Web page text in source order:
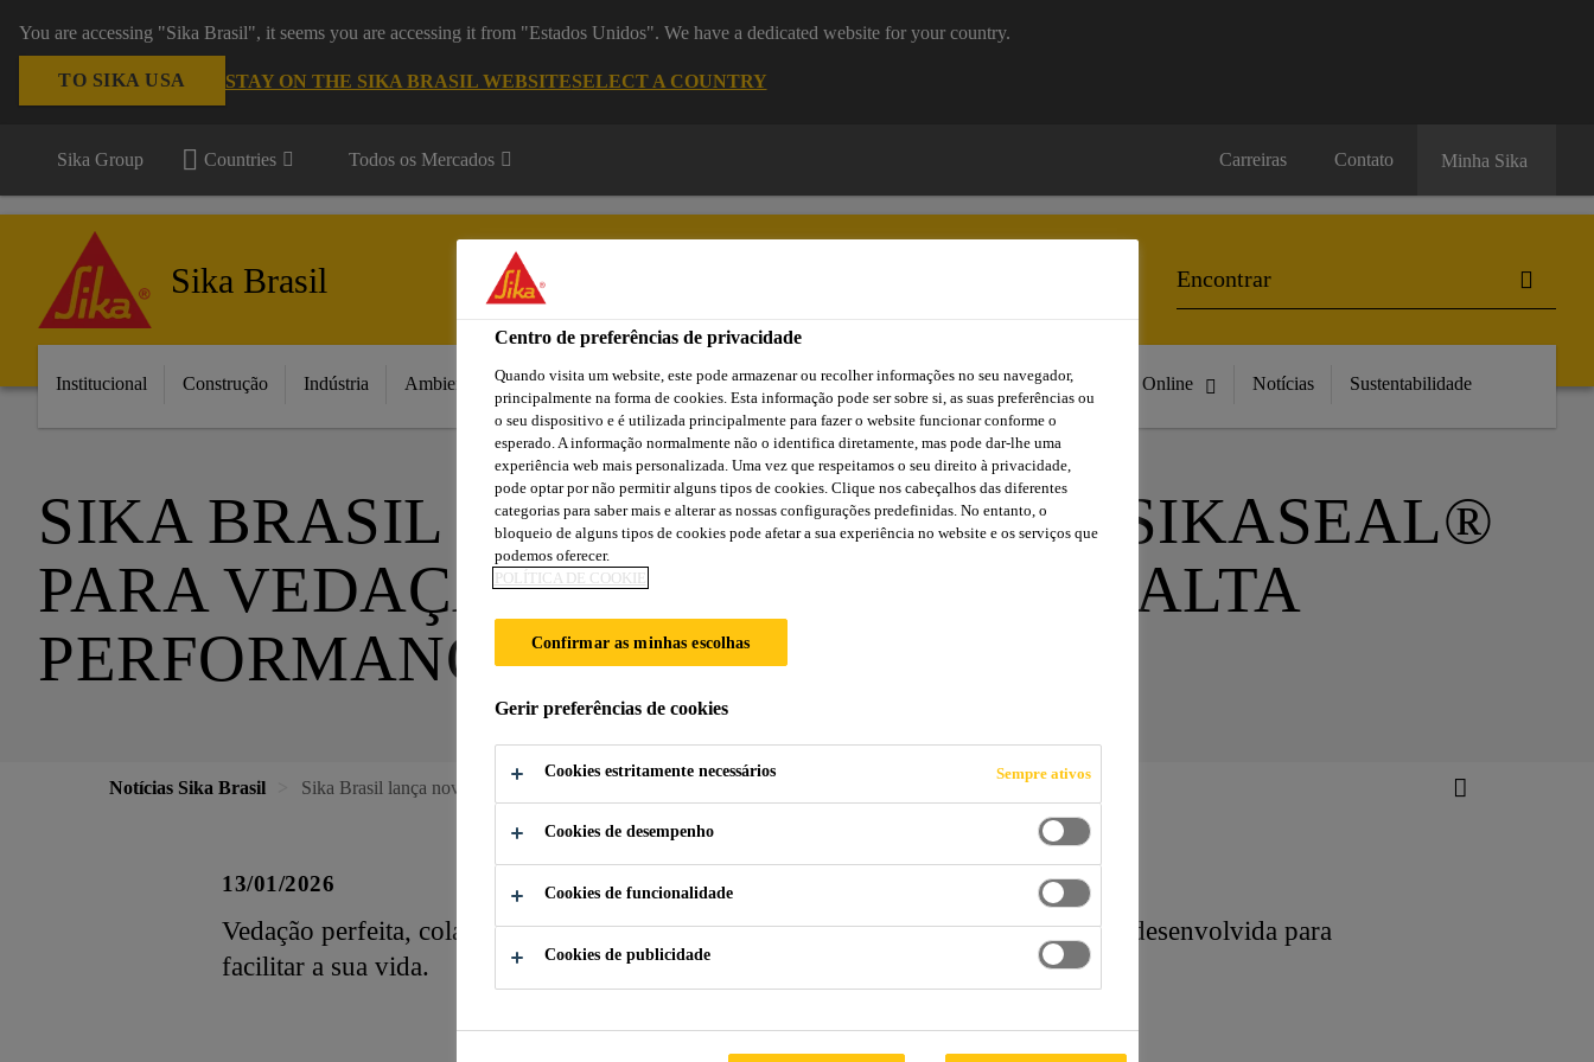
You are accessing "Sika Brasil", it seems you are accessing it from "Estados Unidos". We have a dedicated website for your country.
TO SIKA USA STAY ON THE SIKA BRASIL WEBSITESELECT A COUNTRY
Sika Group Countries Todos os Mercados Carreiras Contato Minha Sika
Sika Brasil
Institucional Construção Indústria Ambientes da Casa Automotive Centro de Downloads Cursos Online Compre Online Notícias Sustentabilidade
SIKA BRASIL LANÇA NOVA LINHA SIKASEAL®
PARA VEDAÇÃO E COLAGEM COM ALTA
PERFORMANCE
Notícias Sika Brasil Sika Brasil lança nova linha SikaSeal® para vedação e colagem com alta performance
13/01/2026
Vedação perfeita, colagem rápida e adeus às trincas! Lançamos a linha SikaSeal®, desenvolvida para
facilitar a sua vida.
Centro de preferências de privacidade
Quando visita um website, este pode armazenar ou recolher informações no seu navegador,
principalmente na forma de cookies. Esta informação pode ser sobre si, as suas preferências ou
o seu dispositivo e é utilizada principalmente para fazer o website funcionar conforme o
esperado. A informação normalmente não o identifica diretamente, mas pode dar-lhe uma
experiência web mais personalizada. Uma vez que respeitamos o seu direito à privacidade,
pode optar por não permitir alguns tipos de cookies. Clique nos cabeçalhos das diferentes
categorias para saber mais e alterar as nossas configurações predefinidas. No entanto, o
bloqueio de alguns tipos de cookies pode afetar a sua experiência no website e os serviços que
podemos oferecer.
POLÍTICA DE COOKIE
Confirmar as minhas escolhas
Gerir preferências de cookies
Cookies estritamente necessários Sempre ativos
Cookies de desempenho
Cookies de funcionalidade
Cookies de publicidade